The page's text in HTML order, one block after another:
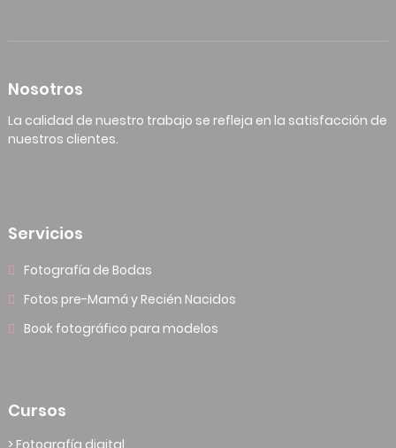
Nosotros
La calidad de nuestro trabajo se refleja en la satisfacción de
nuestros clientes.
Servicios
Fotografía de Bodas
Fotos pre-Mamá y Recién Nacidos
Book fotográfico para modelos
Cursos